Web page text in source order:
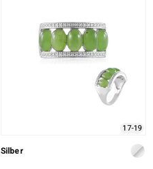
17-19
Silber